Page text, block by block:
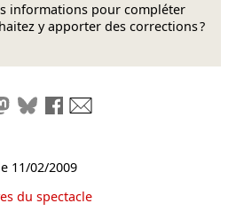
informations pour compléter
y apporter des corrections ?
le liensur LinkedIn
Partager sur Mastodon
Partager sur Bluesky
Partager sur Facebook
11/02/2009
du spectacle